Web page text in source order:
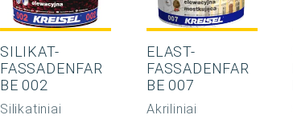
SILIKAT-
FASSADENFAR
BE 002
Silikatiniai
ELAST-
FASSADENFAR
BE 007
Akriliniai